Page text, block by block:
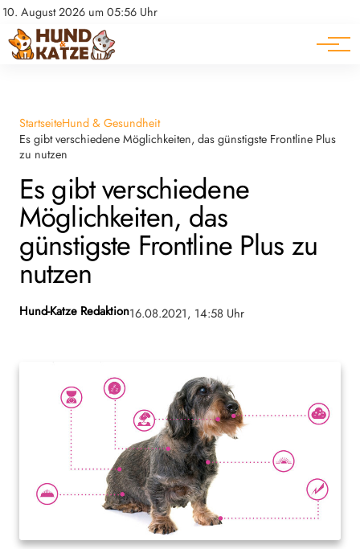
10. August 2026 um 05:56 Uhr
Datenschutz
Impressum
Pferde
Ratgeber
StartseiteHund & Gesundheit
Es gibt verschiedene Möglichkeiten, das günstigste Frontline Plus
zu nutzen
Es gibt verschiedene
Möglichkeiten, das
günstigste Frontline Plus zu
nutzen
Hund-Katze Redaktion16.08.2021, 14:58 Uhr